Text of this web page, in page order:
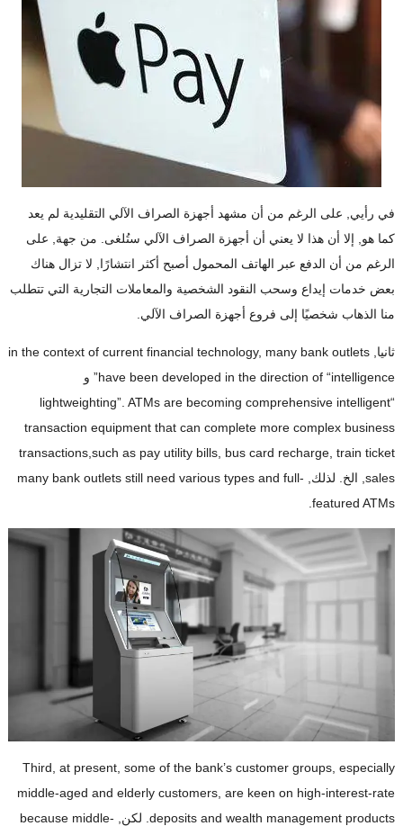
في رأيي, على الرغم من أن مشهد أجهزة الصراف الآلي التقليدية لم يعد
كما هو, إلا أن هذا لا يعني أن أجهزة الصراف الآلي ستُلغى. من جهة, على
الرغم من أن الدفع عبر الهاتف المحمول أصبح أكثر انتشارًا, لا تزال هناك
بعض خدمات إيداع وسحب النقود الشخصية والمعاملات التجارية التي تتطلب
منا الذهاب شخصيًا إلى فروع أجهزة الصراف الآلي.
ثانيا, in the context of current financial technology, many bank outlets
have been developed in the direction of “intelligence
” و
“
lightweighting”.ATMs are becoming comprehensive intelligent
transaction equipment that can complete more complex business
transactions ,such as pay utility bills bus card recharge ,train ticket
sales, الخ. لذلك, many bank outlets still need various types and full-
featured ATMs
.
Third ,at present ,some of the bank’s customer groups ,especially
middle-aged and elderly customers ,are keen on high-interest-rate
deposits and wealth management products. لكن, because middle-